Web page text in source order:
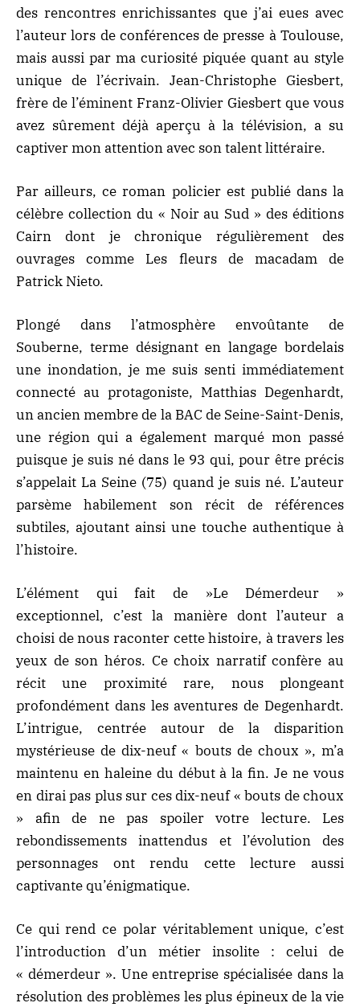
des rencontres enrichissantes que j’ai eues avec
l’auteur lors de conférences de presse à Toulouse,
mais aussi par ma curiosité piquée quant au style
unique de l’écrivain. Jean-Christophe Giesbert,
frère de l’éminent Franz-Olivier Giesbert que vous
avez sûrement déjà aperçu à la télévision, a su
captiver mon attention avec son talent littéraire.
Par ailleurs, ce roman policier est publié dans la
célèbre collection du « Noir au Sud » des éditions
Cairn dont je chronique régulièrement des
ouvrages comme Les fleurs de macadam de
Patrick Nieto.
Plongé dans l’atmosphère envoûtante de
Souberne, terme désignant en langage bordelais
une inondation, je me suis senti immédiatement
connecté au protagoniste, Matthias Degenhardt,
un ancien membre de la BAC de Seine-Saint-Denis,
une région qui a également marqué mon passé
puisque je suis né dans le 93 qui, pour être précis
s’appelait La Seine (75) quand je suis né. L’auteur
parsème habilement son récit de références
subtiles, ajoutant ainsi une touche authentique à
l’histoire.
L’élément qui fait de »Le Démerdeur »
exceptionnel, c’est la manière dont l’auteur a
choisi de nous raconter cette histoire, à travers les
yeux de son héros. Ce choix narratif confère au
récit une proximité rare, nous plongeant
profondément dans les aventures de Degenhardt.
L’intrigue, centrée autour de la disparition
mystérieuse de dix-neuf « bouts de choux », m’a
maintenu en haleine du début à la fin. Je ne vous
en dirai pas plus sur ces dix-neuf « bouts de choux
» afin de ne pas spoiler votre lecture. Les
rebondissements inattendus et l’évolution des
personnages ont rendu cette lecture aussi
captivante qu’énigmatique.
Ce qui rend ce polar véritablement unique, c’est
l’introduction d’un métier insolite : celui de
« démerdeur ». Une entreprise spécialisée dans la
résolution des problèmes les plus épineux de la vie